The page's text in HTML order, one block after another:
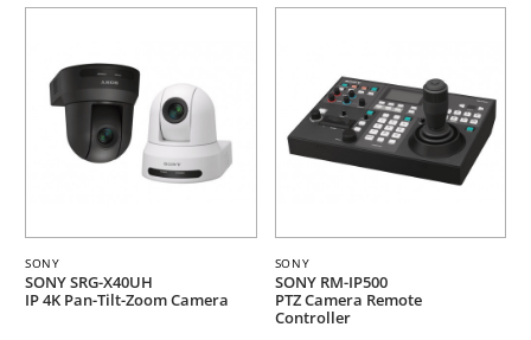
SONY
SONY SRG-X40UH
IP 4K Pan-Tilt-Zoom Camera
SONY
SONY RM-IP500
PTZ Camera Remote
Controller